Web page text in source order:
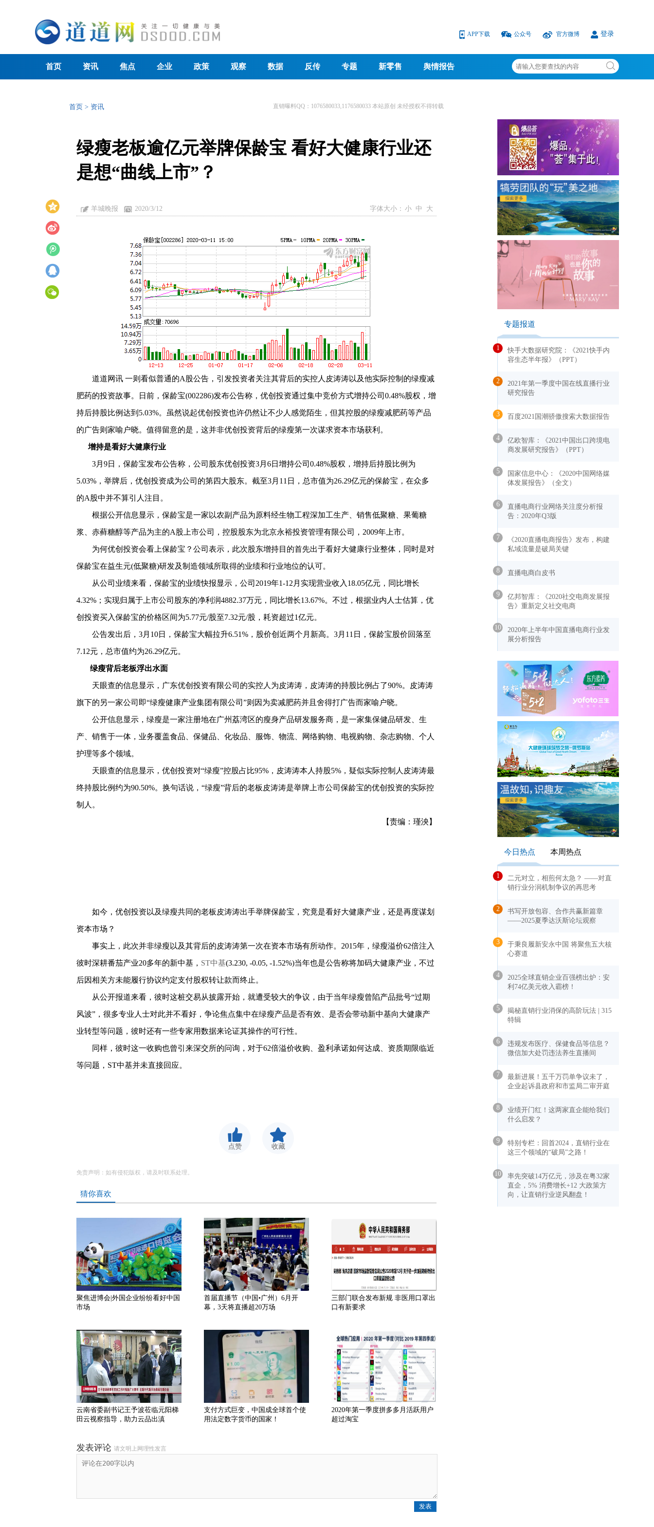
APP下载 公众号 官方微博 登录
首页 资讯 焦点 企业 政策 观察 数据 反传 专题 新零售 舆情报告
首页 > 资讯 直销曝料QQ：1076580033,1176580033 本站原创 未经授权不得转载
绿瘦老板逾亿元举牌保龄宝 看好大健康行业还
是想“曲线上市”？
羊城晚报 2020/3/12 字体大小： 小 中 大
道道网讯 一则看似普通的A股公告，引发投资者关注其背后的实控人皮涛涛以及他实际控制的绿瘦减
肥药的投资故事。日前，保龄宝(002286)发布公告称，优创投资通过集中竞价方式增持公司0.48%股权，增
持后持股比例达到5.03%。虽然说起优创投资也许仍然让不少人感觉陌生，但其控股的绿瘦减肥药等产品
的广告则家喻户晓。值得留意的是，这并非优创投资背后的绿瘦第一次谋求资本市场获利。
增持是看好大健康行业
3月9日，保龄宝发布公告称，公司股东优创投资3月6日增持公司0.48%股权，增持后持股比例为
5.03%，举牌后，优创投资成为公司的第四大股东。截至3月11日，总市值为26.29亿元的保龄宝，在众多
的A股中并不算引人注目。
根据公开信息显示，保龄宝是一家以农副产品为原料经生物工程深加工生产、销售低聚糖、果葡糖
浆、赤藓糖醇等产品为主的A股上市公司，控股股东为北京永裕投资管理有限公司，2009年上市。
为何优创投资会看上保龄宝？公司表示，此次股东增持目的首先出于看好大健康行业整体，同时是对
保龄宝在益生元(低聚糖)研发及制造领域所取得的业绩和行业地位的认可。
从公司业绩来看，保龄宝的业绩快报显示，公司2019年1-12月实现营业收入18.05亿元，同比增长
4.32%；实现归属于上市公司股东的净利润4882.37万元，同比增长13.67%。不过，根据业内人士估算，优
创投资买入保龄宝的价格区间为5.77元/股至7.32元/股，耗资超过1亿元。
公告发出后，3月10日，保龄宝大幅拉升6.51%，股价创近两个月新高。3月11日，保龄宝股价回落至
7.12元，总市值约为26.29亿元。
绿瘦背后老板浮出水面
天眼查的信息显示，广东优创投资有限公司的实控人为皮涛涛，皮涛涛的持股比例占了90%。皮涛涛
旗下的另一家公司即“绿瘦健康产业集团有限公司”则因为卖减肥药并且舍得打广告而家喻户晓。
公开信息显示，绿瘦是一家注册地在广州荔湾区的瘦身产品研发服务商，是一家集保健品研发、生
产、销售于一体，业务覆盖食品、保健品、化妆品、服饰、物流、网络购物、电视购物、杂志购物、个人
护理等多个领域。
天眼查的信息显示，优创投资对“绿瘦”控股占比95%，皮涛涛本人持股5%，疑似实际控制人皮涛涛最
终持股比例约为90.50%。换句话说，“绿瘦”背后的老板皮涛涛是举牌上市公司保龄宝的优创投资的实际控
制人。
【责编：瑾泱】
如今，优创投资以及绿瘦共同的老板皮涛涛出手举牌保龄宝，究竟是看好大健康产业，还是再度谋划
资本市场？
事实上，此次并非绿瘦以及其背后的皮涛涛第一次在资本市场有所动作。2015年，绿瘦溢价62倍注入
彼时深耕番茄产业20多年的新中基， ST中基(3.230, -0.05, -1.52%)当年也是公告称将加码大健康产业，不过
后因相关方未能履行协议约定支付股权转让款而终止。
从公开报道来看，彼时这桩交易从披露开始，就遭受较大的争议，由于当年绿瘦曾陷产品批号“过期
风波”，很多专业人士对此并不看好，争论焦点集中在绿瘦产品是否有效、是否会带动新中基向大健康产
业转型等问题，彼时还有一些专家用数据来论证其操作的可行性。
同样，彼时这一收购也曾引来深交所的问询，对于62倍溢价收购、盈利承诺如何达成、资质期限临近
等问题，ST中基并未直接回应。
点赞 收藏
免责声明：如有侵犯版权，请及时联系处理。
猜你喜欢
聚焦进博会|外国企业纷纷看好中国
市场
首届直播节（中国•广州）6月开
幕，3天将直播超20万场
三部门联合发布新规 非医用口罩出
口有新要求
云南省委副书记王予波莅临元阳梯
田云视察指导，助力云品出滇
支付方式巨变，中国成全球首个使
用法定数字货币的国家！
2020年第一季度拼多多月活跃用户
超过淘宝
发表评论 请文明上网理性发言
专题报道
1
快手大数据研究院：《2021快手内
容生态半年报》（PPT）
2
2021年第一季度中国在线直播行业
研究报告
3 百度2021国潮骄傲搜索大数据报告
4
亿欧智库：《2021中国出口跨境电
商发展研究报告》（PPT）
5
国家信息中心：《2020中国网络媒
体发展报告》（全文）
6
直播电商行业网络关注度分析报
告：2020年Q3版
7
《2020直播电商报告》发布，构建
私域流量是破局关键
8 直播电商白皮书
9
亿邦智库：《2020社交电商发展报
告》重新定义社交电商
10
2020年上半年中国直播电商行业发
展分析报告
今日热点 本周热点
1
二元对立，相煎何太急？ ——对直
销行业分润机制争议的再思考
2
书写开放包容、合作共赢新篇章
——2025夏季达沃斯论坛观察
3
于秉良履新安永中国 将聚焦五大核
心赛道
4
2025全球直销企业百强榜出炉：安
利74亿美元收入霸榜！
5
揭秘直销行业消保的高阶玩法 | 315
特辑
6
违规发布医疗、保健食品等信息？
微信加大处罚违法养生直播间
7
最新进展！五千万罚单争议未了，
企业起诉县政府和市监局二审开庭
8
业绩开门红！这两家直企能给我们
什么启发？
9
特别专栏：回首2024，直销行业在
这三个领域的“破局”之路！
10
率先突破14万亿元，涉及在粤32家
直企，5% 消费增长+12 大政策方
向，让直销行业逆风翻盘！